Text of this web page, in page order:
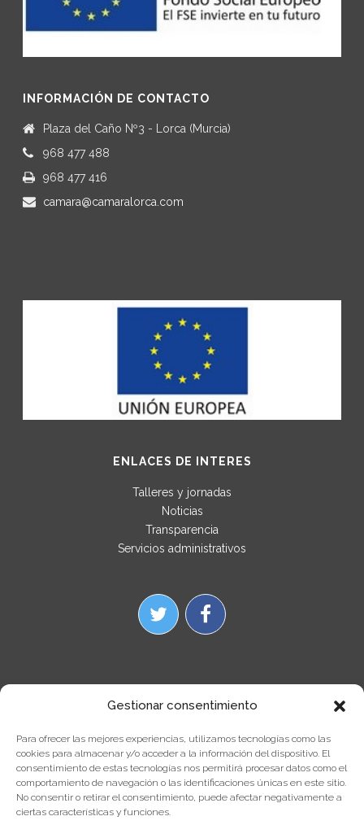
Gestionar consentimiento
Para ofrecer las mejores experiencias, utilizamos tecnologías como las
cookies para almacenar y/o acceder a la información del dispositivo. El
consentimiento de estas tecnologías nos permitirá procesar datos como el
comportamiento de navegación o las identificaciones únicas en este sitio.
No consentir o retirar el consentimiento, puede afectar negativamente a
ciertas características y funciones.
INFORMACIÓN DE CONTACTO
Plaza del Caño Nº3 - Lorca (Murcia)
968 477 488
968 477 416
camara@camaralorca.com
ENLACES DE INTERES
Talleres y jornadas
Noticias
Transparencia
Servicios administrativos